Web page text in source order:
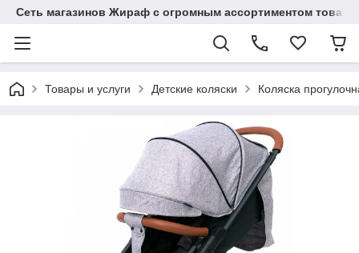
Сеть магазинов Жираф с огромным ассортиментом
Товары и услуги Детские коляски Коляска